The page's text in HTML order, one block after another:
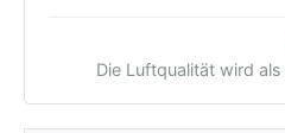
Die Luftqualität wird